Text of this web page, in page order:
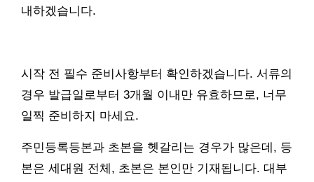
내하겠습니다.
시작 전 필수 준비사항부터 확인하겠습니다. 서류의
경우 발급일로부터 3개월 이내만 유효하므로, 너무
일찍 준비하지 마세요.
주민등록등본과 초본을 헷갈리는 경우가 많은데, 등
본은 세대원 전체, 초본은 본인만 기재됩니다. 대부